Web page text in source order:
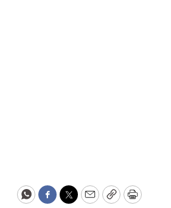
WhatsApp
Facebook
Twitter
EmailCopyPrint